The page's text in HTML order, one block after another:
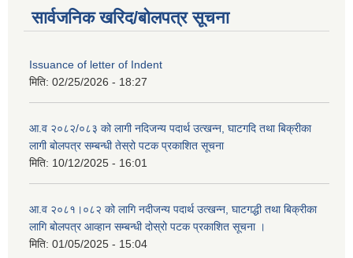
सार्वजनिक खरिद/बोलपत्र सूचना
Issuance of letter of Indent
मिति: 02/25/2026 - 18:27
आ.व २०८२/०८३ को लागी नदिजन्य पदार्थ उत्खन्न, घाटगदि तथा बिक्रीका
लागी बोलपत्र सम्बन्धी तेस्रो पटक प्रकाशित सूचना
मिति: 10/12/2025 - 16:01
आ.व २०८१।०८२ को लागि नदीजन्य पदार्थ उत्खन्न, घाटगद्धी तथा बिक्रीका
लागि बोलपत्र आव्हान सम्बन्धी दोस्रो पटक प्रकाशित सूचना ।
मिति: 01/05/2025 - 15:04